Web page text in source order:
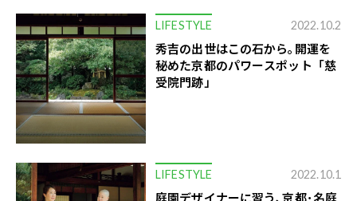
LIFESTYLE 2022.10.2
秀吉の出世はこの石から｡開運を
秘めた京都のパワースポット「慈
受院門跡」
LIFESTYLE 2022.10.1
庭園デザイナーに習う､京都･名庭